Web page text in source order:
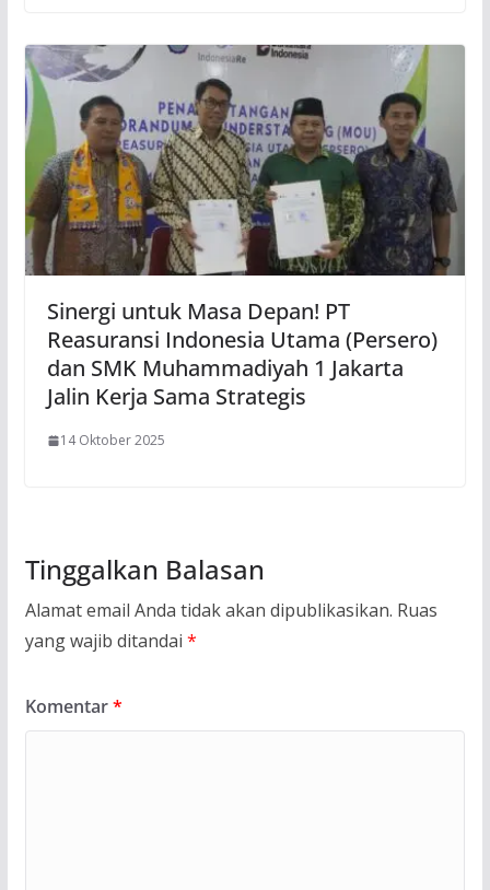
Sinergi untuk Masa Depan! PT
Reasuransi Indonesia Utama (Persero)
dan SMK Muhammadiyah 1 Jakarta
Jalin Kerja Sama Strategis
14 Oktober 2025
Tinggalkan Balasan
Alamat email Anda tidak akan dipublikasikan. Ruas
yang wajib ditandai *
Komentar*